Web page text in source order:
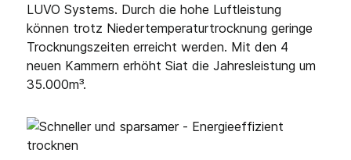
LUVO Systems. Durch die hohe Luftleistung
können trotz Niedertemperaturtrocknung geringe
Trocknungszeiten erreicht werden. Mit den 4
neuen Kammern erhöht Siat die Jahresleistung um
35.000m³.